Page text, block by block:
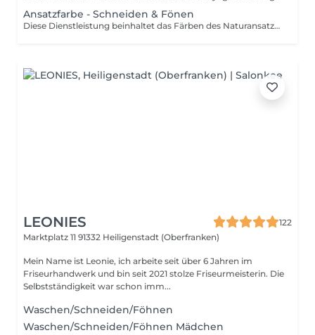
Ansatzfarbe - Schneiden & Fönen
Diese Dienstleistung beinhaltet das Färben des Naturansatzes in einer einheitlichen Farbe. Wichtig: Diese Behandlung umfasst keine Strähnen-, Balayage- oder andere Blondiertechniken. Wenn ihr euch unsicher seid, welche Farbdienstleistung die richtige für euch ist, meldet euch gerne vor der Buchung
LEONIES
122
Marktplatz 11 91332 Heiligenstadt (Oberfranken)
Mein Name ist Leonie, ich arbeite seit über 6 Jahren im
Friseurhandwerk und bin seit 2021 stolze Friseurmeisterin. Die
Selbstständigkeit war schon imm...
Waschen/Schneiden/Föhnen
Waschen/Schneiden/Föhnen Mädchen